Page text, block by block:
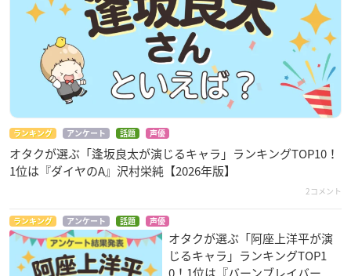
ランキング アンケート 話題 声優
オタクが選ぶ「逢坂良太が演じるキャラ」ランキングTOP10！
1位は『ダイヤのA』沢村栄純【2026年版】
2コメント
ランキング アンケート 話題 声優
オタクが選ぶ「阿座上洋平が演
じるキャラ」ランキングTOP1